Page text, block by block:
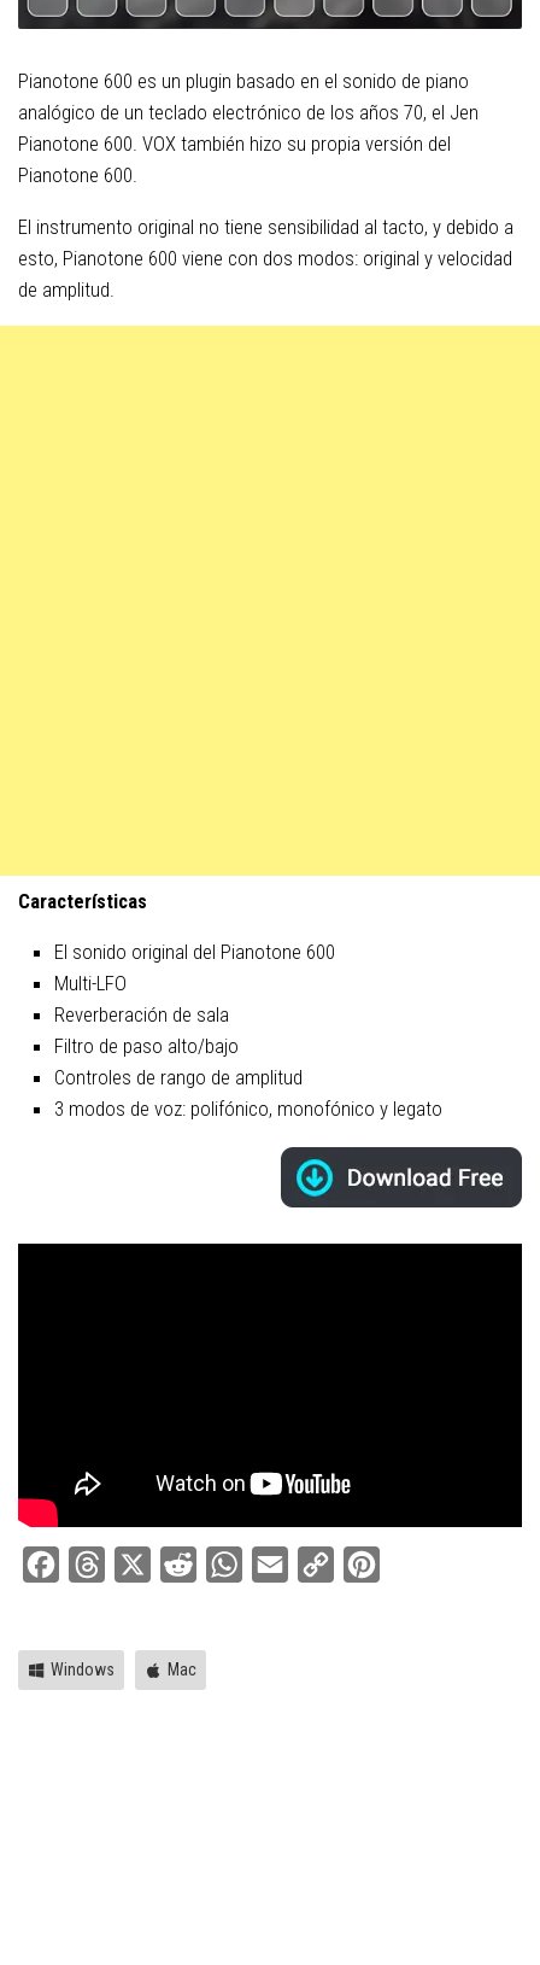
Pianotone 600 es un plugin basado en el sonido de piano
analógico de un teclado electrónico de los años 70, el Jen
Pianotone 600. VOX también hizo su propia versión del
Pianotone 600.
El instrumento original no tiene sensibilidad al tacto, y debido a
esto, Pianotone 600 viene con dos modos: original y velocidad
de amplitud.
Características
El sonido original del Pianotone 600
Multi-LFO
Reverberación de sala
Filtro de paso alto/bajo
Controles de rango de amplitud
3 modos de voz: polifónico, monofónico y legato
FacebookThreads Reddit WhatsApp
Email
Copy
Windows Mac